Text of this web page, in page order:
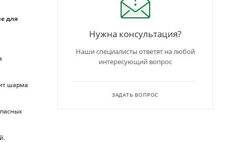
для
шарма
Нужна консультация?
Наши специалисты ответят на любой
интересующий вопрос
ЗАДАТЬ ВОПРОС